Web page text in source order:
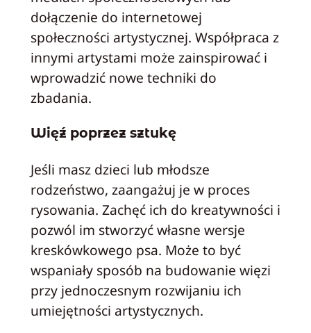
dołączenie do internetowej
społeczności artystycznej. Współpraca z
innymi artystami może zainspirować i
wprowadzić nowe techniki do
zbadania.
Więź poprzez sztukę
Jeśli masz dzieci lub młodsze
rodzeństwo, zaangażuj je w proces
rysowania. Zachęć ich do kreatywności i
pozwól im stworzyć własne wersje
kreskówkowego psa. Może to być
wspaniały sposób na budowanie więzi
przy jednoczesnym rozwijaniu ich
umiejętności artystycznych.